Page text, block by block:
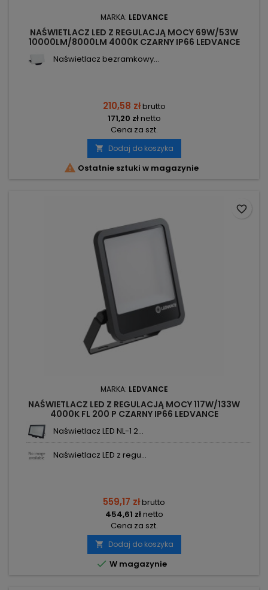
MARKA: LEDVANCE
NAŚWIETLACZ LED Z REGULACJĄ MOCY 69W/53W
10000LM/8000LM 4000K CZARNY IP66 LEDVANCE
Naświetlacz bezramkowy...
210,58 złbrutto
171,20 złnetto
Cena za szt.
 Dodaj do koszyka
 Ostatnie sztuki w magazynie
MARKA: LEDVANCE
NAŚWIETLACZ LED Z REGULACJĄ MOCY 117W/133W
4000K FL 200 P CZARNY IP66 LEDVANCE
Naświetlacz LED NL-1 2...
Naświetlacz LED z regu...
559,17 złbrutto
454,61 złnetto
Cena za szt.
 Dodaj do koszyka
 W magazynie
favorite_border